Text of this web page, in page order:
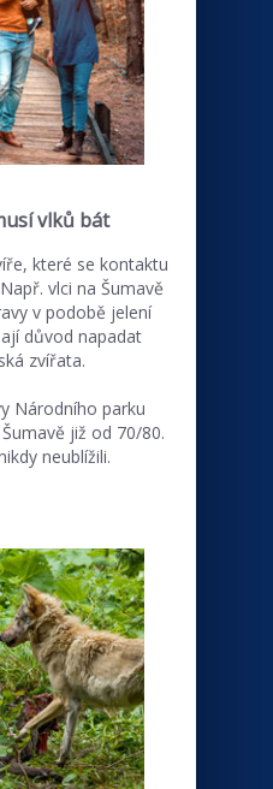
vlků bát
které se kontaktu
vlci na Šumavě
v podobě jelení
důvod napadat
zvířata.
Národního parku
již od 70/80.
neublížili.